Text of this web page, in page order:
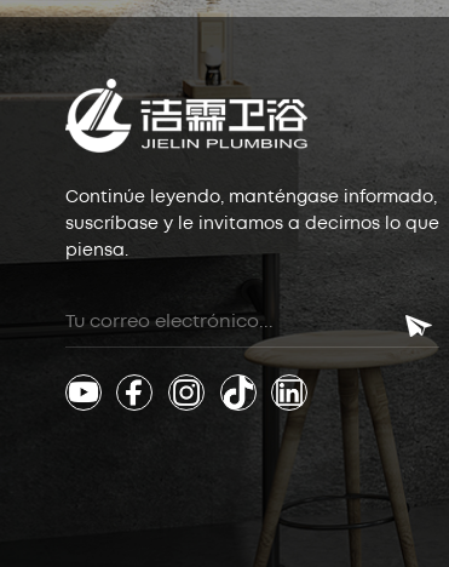
Continúe leyendo, manténgase informado,
suscríbase y le invitamos a decirnos lo que
piensa.